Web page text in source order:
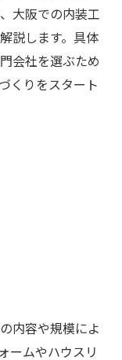
大阪での内装工
説します。具体
会社を選ぶため
くりをスタート
内容や規模によ
ームやハウスリ